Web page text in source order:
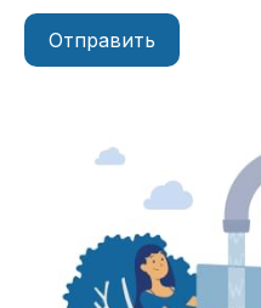
Отправить